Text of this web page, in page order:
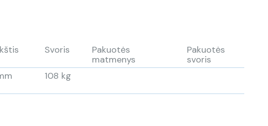
Svoris
Pakuotės
matmenys
Pakuotės
svoris
108 kg